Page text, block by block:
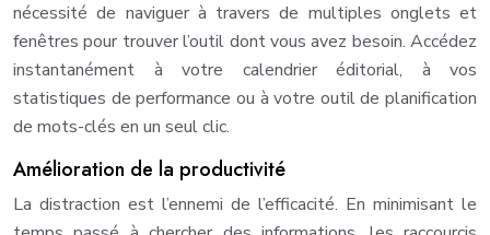
nécessité de naviguer à travers de multiples onglets et
fenêtres pour trouver l’outil dont vous avez besoin. Accédez
instantanément à votre calendrier éditorial, à vos
statistiques de performance ou à votre outil de planification
de mots-clés en un seul clic.
Amélioration de la productivité
La distraction est l’ennemi de l’efficacité. En minimisant le